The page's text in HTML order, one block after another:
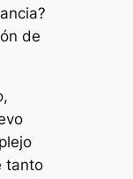
de
tanto